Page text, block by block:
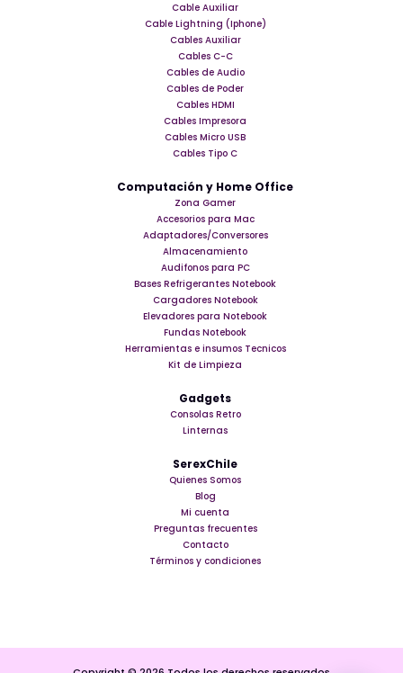
Cable Auxiliar
Cable Lightning (Iphone)
Cables Auxiliar
Cables C-C
Cables de Audio
Cables de Poder
Cables HDMI
Cables Impresora
Cables Micro USB
Cables Tipo C
Computación y Home Office
Zona Gamer
Accesorios para Mac
Adaptadores/Conversores
Almacenamiento
Audifonos para PC
Bases Refrigerantes Notebook
Cargadores Notebook
Elevadores para Notebook
Fundas Notebook
Herramientas e insumos Tecnicos
Kit de Limpieza
Gadgets
Consolas Retro
Linternas
SerexChile
Quienes Somos
Blog
Mi cuenta
Preguntas frecuentes
Contacto
Términos y condiciones